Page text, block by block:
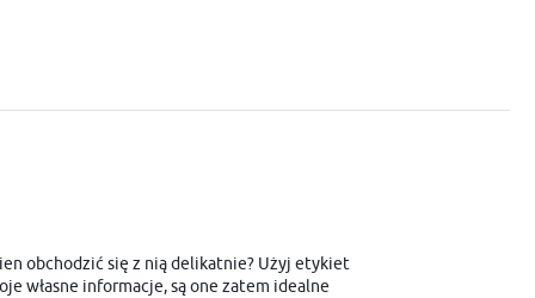
obchodzić się z nią delikatnie? Użyj etykiet
własne informacje, są one zatem idealne